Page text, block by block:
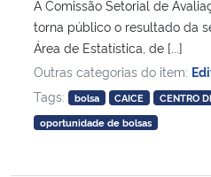
A Comissão Setorial de
torna público o resultado da
Área de Estatística, de [...]
Outras categorias do item:
Tags:
bolsa CAICE CENTRO
oportunidade de bolsas